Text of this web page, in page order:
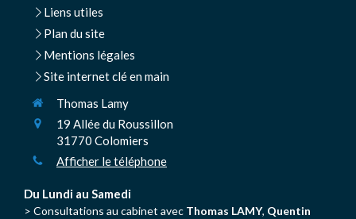
Liens utiles
Plan du site
Mentions légales
Site internet clé en main
Thomas Lamy
19 Allée du Roussillon
31770 Colomiers
Afficher le téléphone
Du Lundi au Samedi
> Consultations au cabinet avec Thomas LAMY, Quentin